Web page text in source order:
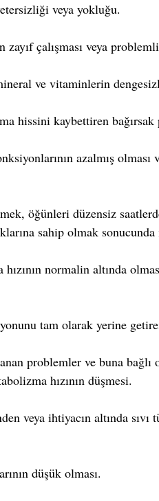
veya yokluğu.
çalışması veya problemli
ve vitaminlerin
hissini kaybettiren bağırsak
azalmış
öğünleri düzensiz
sahip olmak
normalin altında
tam olarak yerine
problemler ve buna
hızının düşmesi.
veya ihtiyacın altında
düşük olması.